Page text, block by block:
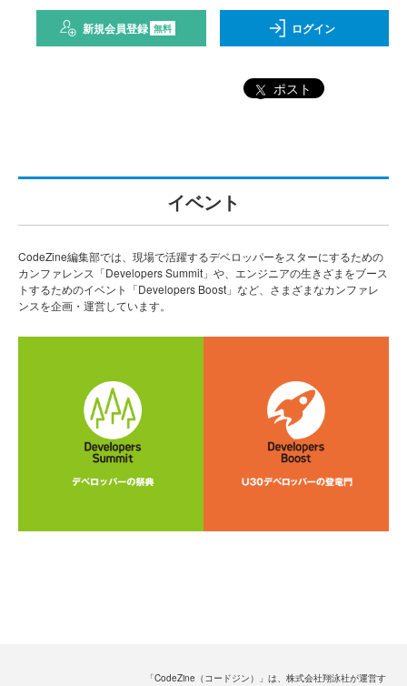
新規会員登録 無料 ログイン
ポスト
イベント
CodeZine編集部では、現場で活躍するデベロッパーをスターにするための
カンファレンス「Developers Summit」や、エンジニアの生きざまをブース
トするためのイベント「Developers Boost」など、さまざまなカンファレ
ンスを企画・運営しています。
「CodeZine（コードジン）」は、株式会社翔泳社が運営す